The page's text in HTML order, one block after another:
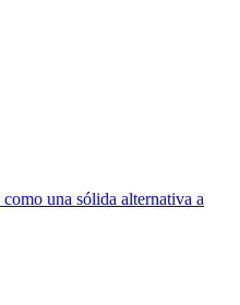
una sólida alternativa a